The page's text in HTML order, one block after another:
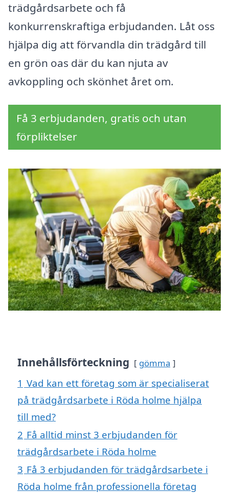
trädgårdsarbete och få
konkurrenskraftiga erbjudanden. Låt oss
hjälpa dig att förvandla din trädgård till
en grön oas där du kan njuta av
avkoppling och skönhet året om.
Få 3 erbjudanden, gratis och utan
förpliktelser
Innehållsförteckning gömma
1 Vad kan ett företag som är specialiserat
på trädgårdsarbete i Röda holme hjälpa
till med?
2 Få alltid minst 3 erbjudanden för
trädgårdsarbete i Röda holme
3 Få 3 erbjudanden för trädgårdsarbete i
Röda holme från professionella företag